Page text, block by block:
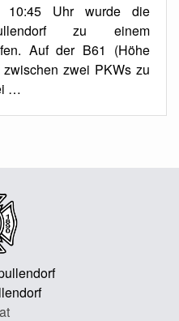
10:45 Uhr wurde die
zu einem
Auf der B61 (Höhe
zwei PKWs zu
…